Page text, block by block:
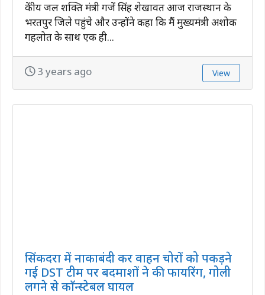
केंद्रीय जल शक्ति मंत्री गजेंद्र सिंह शेखावत आज राजस्थान के
भरतपुर जिले पहुंचे और उन्होंने कहा कि मैं मुख्यमंत्री अशोक
गहलोत के साथ एक ही...
3 years ago View
सिंकदरा में नाकाबंदी कर वाहन चोरों को पकड़ने
गई DST टीम पर बदमाशों ने की फायरिंग, गोली
लगने से काॅन्स्टेबल घायल